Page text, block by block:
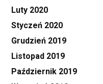
Luty 2020
Styczeń 2020
Grudzień 2019
Listopad 2019
Październik 2019